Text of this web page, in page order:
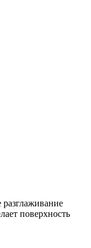
поверхность